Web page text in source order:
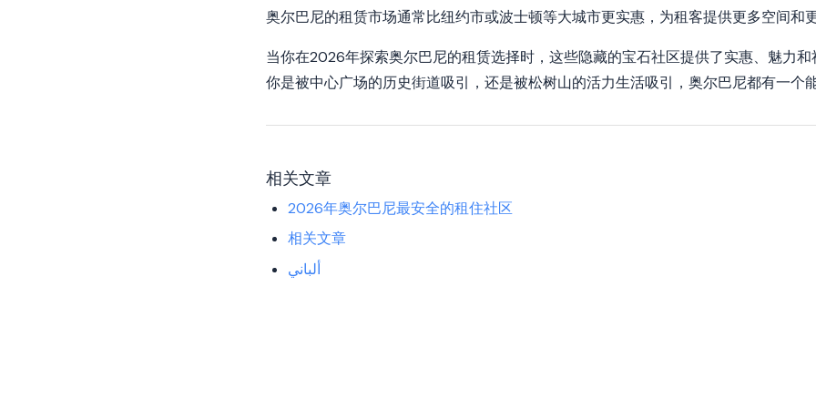
奥尔巴尼的租赁市场通常比纽约市或波士顿等大城市更实惠，为租客提供更多空间和
当你在2026年探索奥尔巴尼的租赁选择时，这些隐藏的宝石社区提供了实惠、魅力
你是被中心广场的历史街道吸引，还是被松树山的活力生活吸引，奥尔巴尼都有一个
相关文章
2026年奥尔巴尼最安全的租住社区
相关文章
ألباني